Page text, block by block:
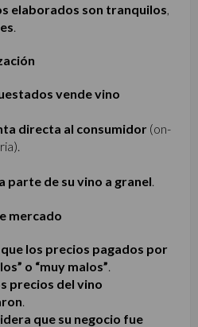
elaborados son tranquilos
vende vino
directa al consumidor (on-
parte de su vino a granel.
mercado
los precios pagados por
o “muy malos”
precios del vino
que su negocio fue